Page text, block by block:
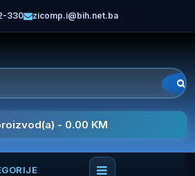
330 zicomp.i@bih.net.ba
- 0.00 KM